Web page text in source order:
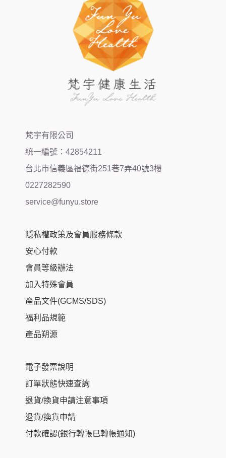
梵宇有限公司
統一編號：42854211
台北市信義區福德街251巷7弄40號3樓
0227282590
service@funyu.store
隱私權政策及會員服務條款
安心付款
會員等級辦法
加入特殊會員
產品文件(GCMS/SDS)
福利品規範
產品朔源
電子發票說明
訂單狀態快速查詢
退貨/換貨申請注意事項
退貨/換貨申請
付款確認(銀行轉帳已轉帳通知)